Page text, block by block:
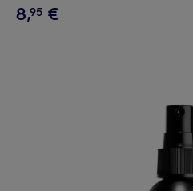
8,95 €